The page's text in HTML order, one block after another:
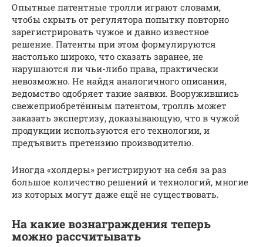
Опытные патентные тролли играют словами,
чтобы скрыть от регулятора попытку повторно
зарегистрировать чужое и давно известное
решение. Патенты при этом формулируются
настолько широко, что сказать заранее, не
нарушаются ли чьи-либо права, практически
невозможно. Не найдя аналогичного описания,
ведомство одобряет такие заявки. Вооружившись
свежеприобретённым патентом, тролль может
заказать экспертизу, доказывающую, что в чужой
продукции используются его технологии, и
предъявить претензию производителю.
Иногда «холдеры» регистрируют на себя за раз
большое количество решений и технологий, многие
из которых могут даже ещё не существовать.
На какие вознаграждения теперь
можно рассчитывать